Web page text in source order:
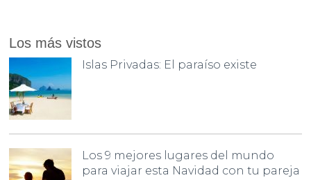
Los más vistos
Islas Privadas: El paraíso existe
Los 9 mejores lugares del mundo
para viajar esta Navidad con tu pareja